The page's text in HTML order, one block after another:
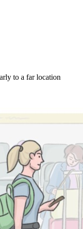
to a far location